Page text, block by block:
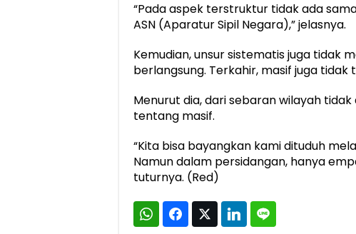
“Pada aspek terstruktur tidak ada
ASN (Aparatur Sipil Negara),” jelasnya.
Kemudian, unsur sistematis juga tidak
berlangsung. Terkahir, masif juga tidak
Menurut dia, dari sebaran wilayah
tentang masif.
“Kita bisa bayangkan kami dituduh
Namun dalam persidangan, hanya
tuturnya. (Red)